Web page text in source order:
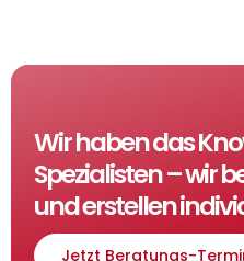
Wir haben das
Spezialisten – wir
und erstellen
Jetzt Beratungs-